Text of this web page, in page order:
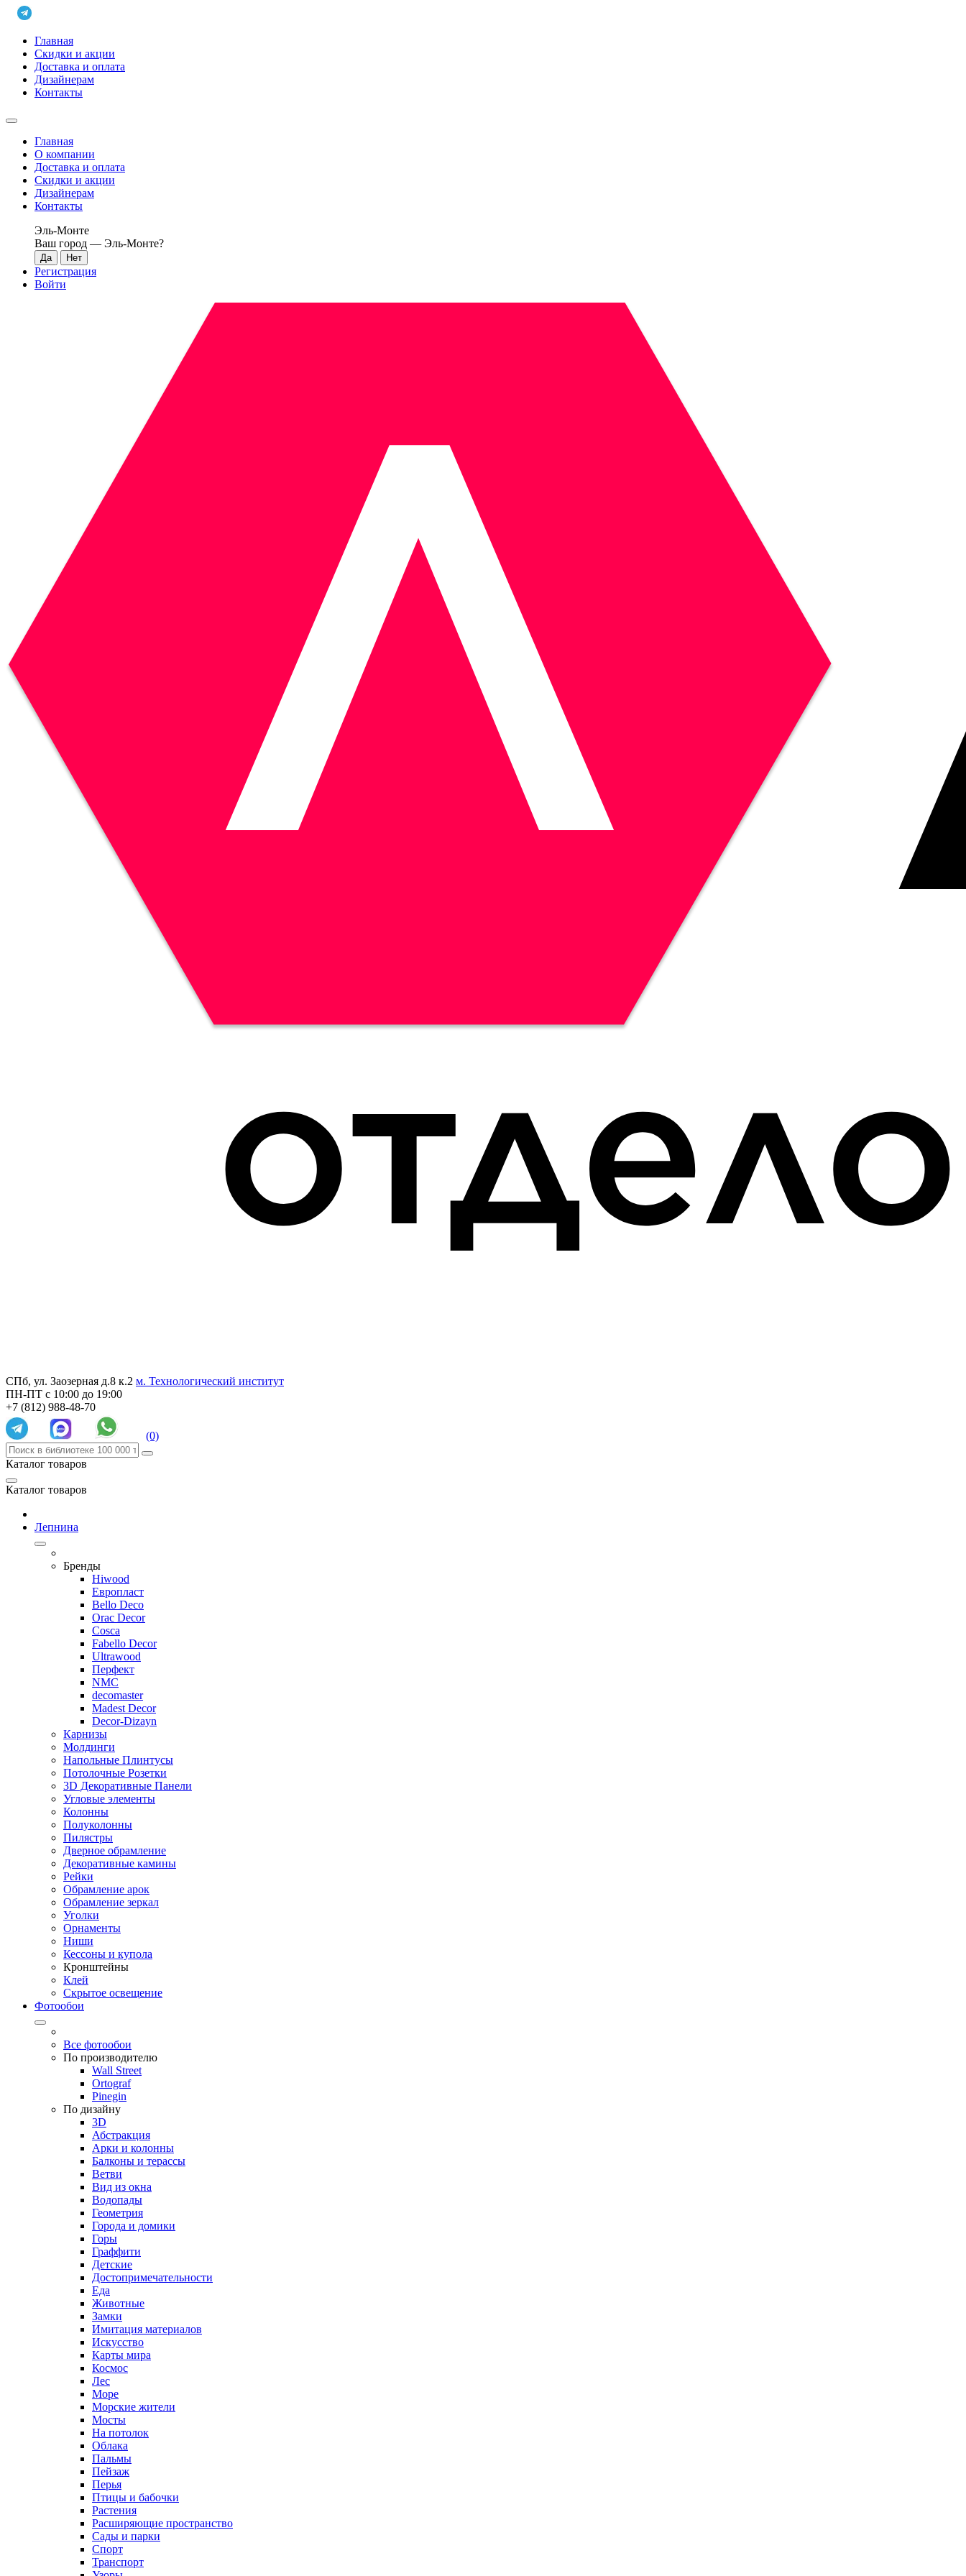
Главная
Скидки и акции
Доставка и оплата
Дизайнерам
Контакты
Главная
О компании
Доставка и оплата
Скидки и акции
Дизайнерам
Контакты
Эль-Монте
Ваш город — Эль-Монте?
Регистрация
Войти
СПб, ул. Заозерная д.8 к.2 м. Технологический институт
ПН-ПТ с 10:00 до 19:00
+7 (812) 988-48-70
(0)
Каталог товаров
Каталог товаров
Лепнина
Бренды
Hiwood
Европласт
Bello Deco
Orac Decor
Cosca
Fabello Decor
Ultrawood
Перфект
NMC
decomaster
Madest Decor
Decor-Dizayn
Карнизы
Молдинги
Напольные Плинтусы
Потолочные Розетки
3D Декоративные Панели
Угловые элементы
Колонны
Полуколонны
Пилястры
Дверное обрамление
Декоративные камины
Рейки
Обрамление арок
Обрамление зеркал
Уголки
Орнаменты
Ниши
Кессоны и купола
Кронштейны
Клей
Скрытое освещение
Фотообои
Все фотообои
По производителю
Wall Street
Ortograf
Pinegin
По дизайну
3D
Абстракция
Арки и колонны
Балконы и терассы
Ветви
Вид из окна
Водопады
Геометрия
Города и домики
Горы
Граффити
Детские
Достопримечательности
Еда
Животные
Замки
Имитация материалов
Искусство
Карты мира
Космос
Лес
Море
Морские жители
Мосты
На потолок
Облака
Пальмы
Пейзаж
Перья
Птицы и бабочки
Растения
Расширяющие пространство
Сады и парки
Спорт
Транспорт